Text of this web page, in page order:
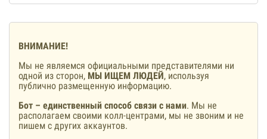
ВНИМАНИЕ!
Мы не являемся официальными представителями ни
одной из сторон, МЫ ИЩЕМ ЛЮДЕЙ, используя
публично размещенную информацию.
Бот – единственный способ связи с нами. Мы не
располагаем своими колл-центрами, мы не звоним и не
пишем с других аккаунтов.